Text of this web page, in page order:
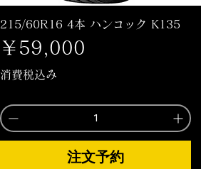
215/60R16 4本 ハンコック K135
価格
￥59,000
消費税込み
注文予約